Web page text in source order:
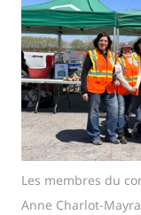
Les membres du
Anne Charlot-